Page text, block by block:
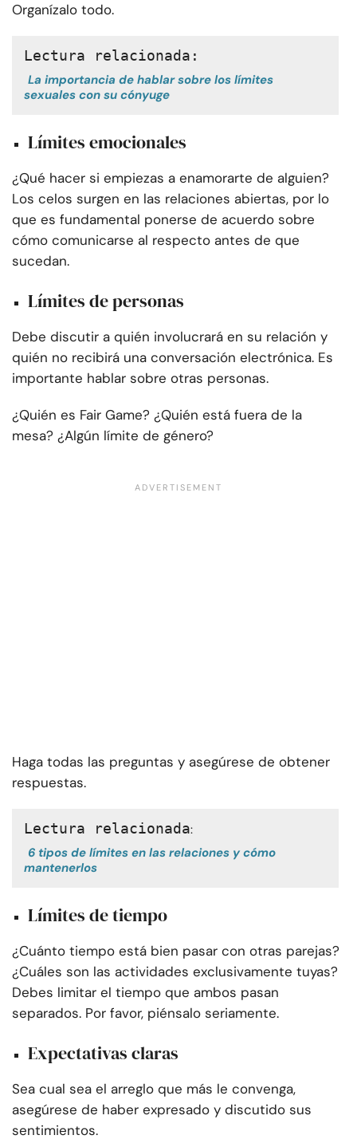
Organízalo todo.
Lectura relacionada:
La importancia de hablar sobre los límites
sexuales con su cónyuge
Límites emocionales
¿Qué hacer si empiezas a enamorarte de alguien?
Los celos surgen en las relaciones abiertas, por lo
que es fundamental ponerse de acuerdo sobre
cómo comunicarse al respecto antes de que
sucedan.
Límites de personas
Debe discutir a quién involucrará en su relación y
quién no recibirá una conversación electrónica. Es
importante hablar sobre otras personas.
¿Quién es Fair Game? ¿Quién está fuera de la
mesa? ¿Algún límite de género?
Haga todas las preguntas y asegúrese de obtener
respuestas.
Lectura relacionada:
6 tipos de límites en las relaciones y cómo
mantenerlos
Límites de tiempo
¿Cuánto tiempo está bien pasar con otras parejas?
¿Cuáles son las actividades exclusivamente tuyas?
Debes limitar el tiempo que ambos pasan
separados. Por favor, piénsalo seriamente.
Expectativas claras
Sea cual sea el arreglo que más le convenga,
asegúrese de haber expresado y discutido sus
sentimientos.